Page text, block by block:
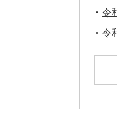
令
令